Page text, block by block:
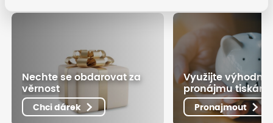
Nechte se obdarovat za
věrnost
Chci dárek
Využijte
pronájmu
Pronajmout